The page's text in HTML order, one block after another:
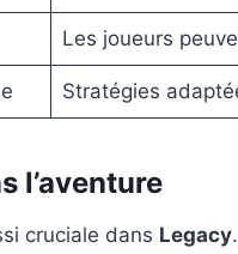
Les joueurs
Stratégies
l’aventure
cruciale dans Legacy